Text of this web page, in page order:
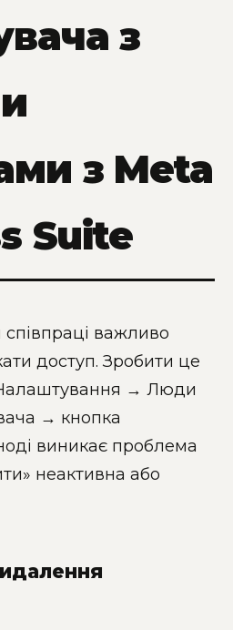
з
з Meta
Suite
важливо
доступ. Зробити це
→ Люди
→ кнопка
виникає проблема
неактивна або